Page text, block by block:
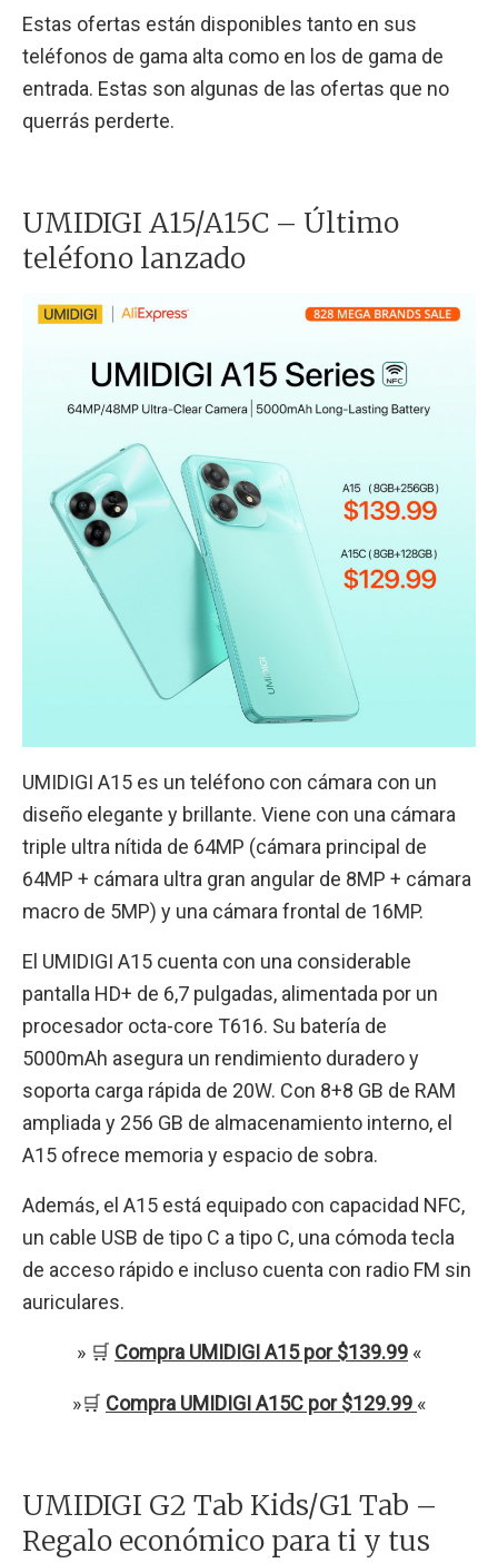
Estas ofertas están disponibles tanto en sus
teléfonos de gama alta como en los de gama de
entrada. Estas son algunas de las ofertas que no
querrás perderte.
UMIDIGI A15/A15C – Último
teléfono lanzado
UMIDIGI A15 es un teléfono con cámara con un
diseño elegante y brillante. Viene con una cámara
triple ultra nítida de 64MP (cámara principal de
64MP + cámara ultra gran angular de 8MP + cámara
macro de 5MP) y una cámara frontal de 16MP.
El UMIDIGI A15 cuenta con una considerable
pantalla HD+ de 6,7 pulgadas, alimentada por un
procesador octa-core T616. Su batería de
5000mAh asegura un rendimiento duradero y
soporta carga rápida de 20W. Con 8+8 GB de RAM
ampliada y 256 GB de almacenamiento interno, el
A15 ofrece memoria y espacio de sobra.
Además, el A15 está equipado con capacidad NFC,
un cable USB de tipo C a tipo C, una cómoda tecla
de acceso rápido e incluso cuenta con radio FM sin
auriculares.
» 🛒 Compra UMIDIGI A15 por $139.99 «
»🛒 Compra UMIDIGI A15C por $129.99 «
UMIDIGI G2 Tab Kids/G1 Tab –
Regalo económico para ti y tus